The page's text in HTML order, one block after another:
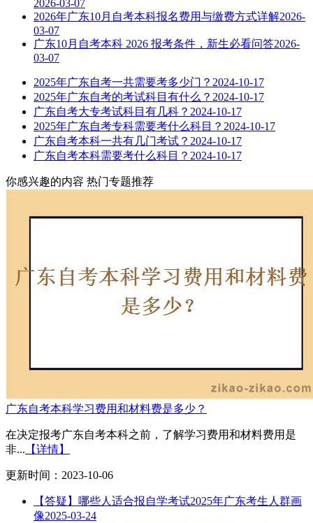
2026-03-07
2026年广东10月自考本科报名费用与缴费方式详解2026-
03-07
广东10月自考本科 2026 报考条件，新生必看问答2026-
03-07
2025年广东自考一共需要考多少门？ 2024-10-17
2025年广东自考的考试科目有什么？ 2024-10-17
广东自考大专考试科目有几科？ 2024-10-17
2025年广东自考专科需要考什么科目？ 2024-10-17
广东自考本科一共有几门考试？ 2024-10-17
广东自考本科需要考什么科目？ 2024-10-17
你感兴趣的内容 热门专题推荐
广东自考本科学习费用和材料费是多少？
在决定报考广东自考本科之前，了解学习费用和材料费用是
非... 【详情】
更新时间：2023-10-06
【答疑】哪些人适合报自学考试2025年广东考生人群画
像2025-03-24